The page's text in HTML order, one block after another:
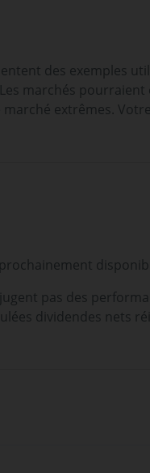
des exemples
marchés
extrêmes.
pas des
dividendes nets